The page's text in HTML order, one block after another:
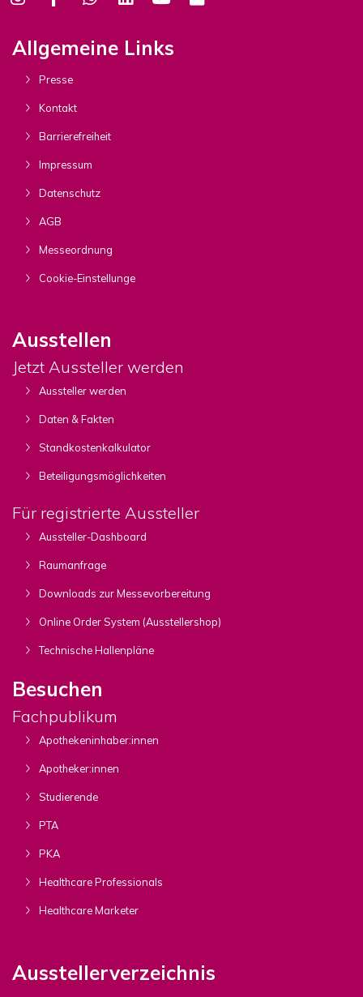
Allgemeine Links
Presse
Kontakt
Barrierefreiheit
Impressum
Datenschutz
AGB
Messeordnung
Cookie-Einstellunge
Ausstellen
Jetzt Aussteller werden
Aussteller werden
Daten & Fakten
Standkostenkalkulator
Beteiligungsmöglichkeiten
Für registrierte Aussteller
Aussteller-Dashboard
Raumanfrage
Downloads zur Messevorbereitung
Online Order System (Ausstellershop)
Technische Hallenpläne
Besuchen
Fachpublikum
Apothekeninhaber:innen
Apotheker:innen
Studierende
PTA
PKA
Healthcare Professionals
Healthcare Marketer
Ausstellerverzeichnis